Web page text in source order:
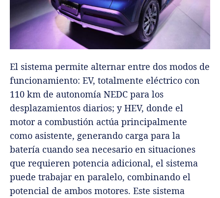
El sistema permite alternar entre dos modos de
funcionamiento: EV, totalmente eléctrico con
110 km de autonomía NEDC para los
desplazamientos diarios; y HEV, donde el
motor a combustión actúa principalmente
como asistente, generando carga para la
batería cuando sea necesario en situaciones
que requieren potencia adicional, el sistema
puede trabajar en paralelo, combinando el
potencial de ambos motores. Este sistema